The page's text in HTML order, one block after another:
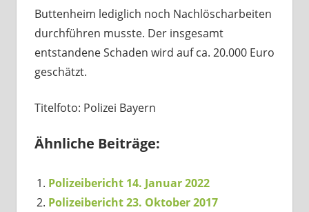
Buttenheim lediglich noch Nachlöscharbeiten
durchführen musste. Der insgesamt
entstandene Schaden wird auf ca. 20.000 Euro
geschätzt.
Titelfoto: Polizei Bayern
Ähnliche Beiträge:
Polizeibericht 14. Januar 2022
Polizeibericht 23. Oktober 2017